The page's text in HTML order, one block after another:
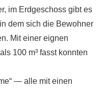
im Erdgeschoss gibt es
dem sich die Bewohner
Mit einer eignen
100 m³ fasst konnten
— alle mit einen